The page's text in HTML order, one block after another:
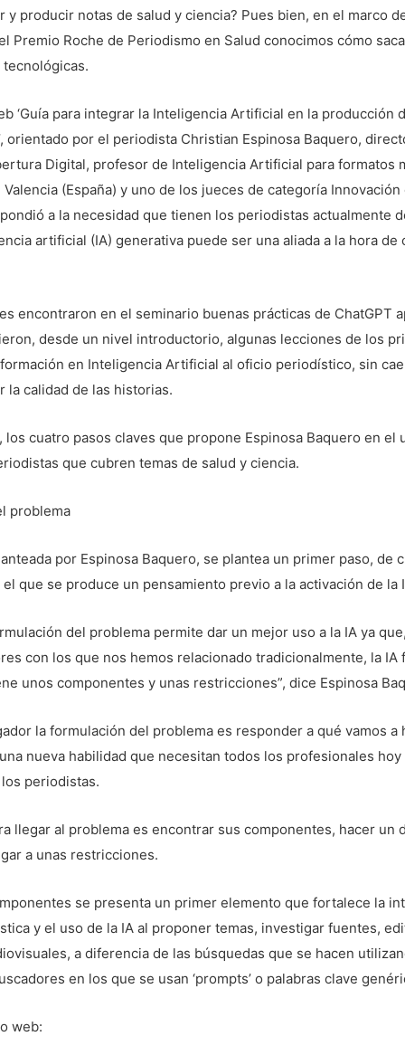
y producir notas de salud y ciencia? Pues bien, en el marco
Premio Roche de Periodismo en Salud conocimos cómo
‘Guía para integrar la Inteligencia Artificial en la producción
orientado por el periodista Christian Espinosa Baquero,
Digital, profesor de Inteligencia Artificial para formatos
(España) y uno de los jueces de categoría
a la necesidad que tienen los periodistas actualmente
artificial (IA) generativa puede ser una aliada a la hora de
encontraron en el seminario buenas prácticas de ChatGPT
desde un nivel introductorio, algunas lecciones de los
en Inteligencia Artificial al oficio periodístico, sin
la calidad de las historias.
los cuatro pasos claves que propone Espinosa Baquero en el
que cubren temas de salud y ciencia.
problema
por Espinosa Baquero, se plantea un primer paso, de
que se produce un pensamiento previo a la activación de la
del problema permite dar un mejor uso a la IA ya
con los que nos hemos relacionado tradicionalmente, la IA
unos componentes y unas restricciones”, dice Espinosa
la formulación del problema es responder a qué vamos a
nueva habilidad que necesitan todos los profesionales hoy
periodistas.
llegar al problema es encontrar sus componentes, hacer un
a unas restricciones.
se presenta un primer elemento que fortalece la
y el uso de la IA al proponer temas, investigar fuentes,
a diferencia de las búsquedas que se hacen
en los que se usan ‘prompts’ o palabras clave
web: